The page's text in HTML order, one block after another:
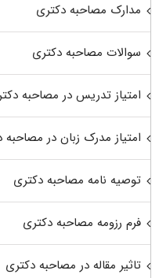
مدارک مصاحبه دکتری
سوالات مصاحبه دکتری
امتیاز تدریس در مصاحبه
امتیاز مدرک زبان در مصاحبه
توصیه نامه مصاحبه دکتری
فرم رزومه مصاحبه دکتری
تاثیر مقاله در مصاحبه دکتری